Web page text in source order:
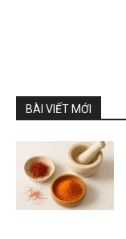
BÀI VIẾT MỚI